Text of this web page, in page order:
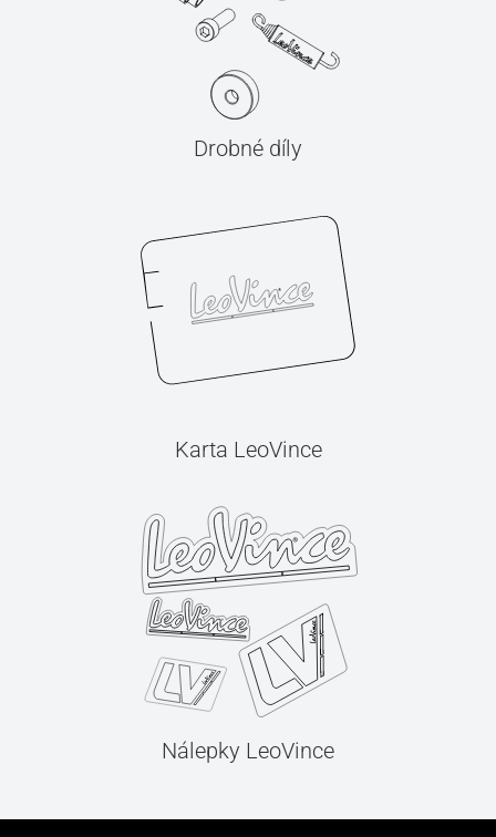
Drobné díly
Karta LeoVince
Nálepky LeoVince